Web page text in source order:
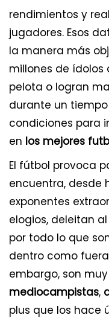
rendimientos y
jugadores. Esos
la manera más
millones de
pelota o logran
durante un
condiciones para
en los mejores
El fútbol provoca
encuentra, desde
exponentes
elogios, deleitan
por todo lo que
dentro como
embargo, son
mediocampistas,
plus que los hace